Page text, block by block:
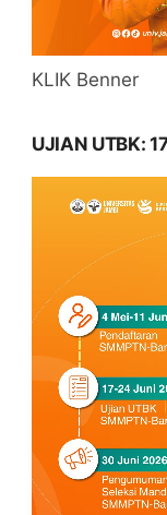
KLIK Benner
UJIAN UTBK: